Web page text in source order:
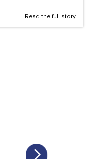
Read the full story